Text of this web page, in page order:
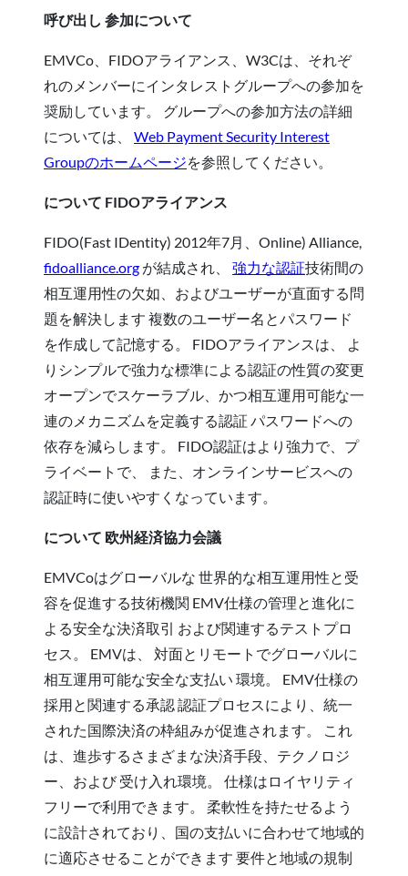
呼び出し 参加について
EMVCo、FIDOアライアンス、W3Cは、それぞ
れのメンバーにインタレストグループへの参加を
奨励しています。 グループへの参加方法の詳細
については、 Web Payment Security Interest
Groupのホームページを参照してください。
について FIDOアライアンス
FIDO(Fast IDentity) 2012年7月、Online) Alliance,
fidoalliance.org が結成され、 強力な認証技術間の
相互運用性の欠如、およびユーザーが直面する問
題を解決します 複数のユーザー名とパスワード
を作成して記憶する。 FIDOアライアンスは、 よ
りシンプルで強力な標準による認証の性質の変更
オープンでスケーラブル、かつ相互運用可能な一
連のメカニズムを定義する認証 パスワードへの
依存を減らします。 FIDO認証はより強力で、プ
ライベートで、 また、オンラインサービスへの
認証時に使いやすくなっています。
について 欧州経済協力会議
EMVCoはグローバルな 世界的な相互運用性と受
容を促進する技術機関 EMV仕様の管理と進化に
よる安全な決済取引 および関連するテストプロ
セス。 EMVは、 対面とリモートでグローバルに
相互運用可能な安全な支払い 環境。 EMV仕様の
採用と関連する承認 認証プロセスにより、統一
された国際決済の枠組みが促進されます。 これ
は、進歩するさまざまな決済手段、テクノロジ
ー、および 受け入れ環境。 仕様はロイヤリティ
フリーで利用できます。 柔軟性を持たせるよう
に設計されており、国の支払いに合わせて地域的
に適応させることができます 要件と地域の規制